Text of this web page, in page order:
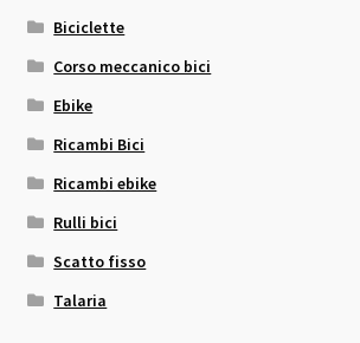
Biciclette
Corso meccanico bici
Ebike
Ricambi Bici
Ricambi ebike
Rulli bici
Scatto fisso
Talaria